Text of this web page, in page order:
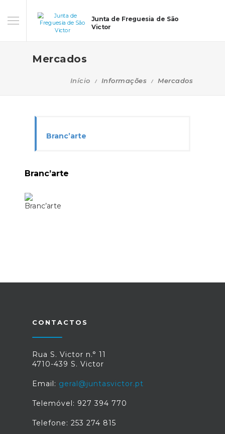
Junta de Freguesia de São
Victor
Mercados
Início Informações Mercados
Branc’arte
Branc’arte
Branc’arte
CONTACTOS
Rua S. Victor n.° 11
4710-439 S. Victor
Email: geral@juntasvictor.pt
Telemóvel: 927 394 770
Telefone: 253 274 815